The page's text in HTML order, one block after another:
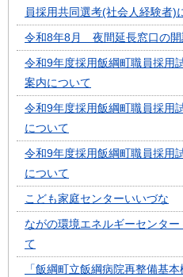
員採用共同選考(社会人経験者)
令和8年8月 夜間延長窓口の開
令和9年度採用飯綱町職員採用
案内について
令和9年度採用飯綱町職員採用
について
令和9年度採用飯綱町職員採用
について
こども家庭センターいいづな
ながの環境エネルギーセンタ
て
「飯綱町立飯綱病院再整備基